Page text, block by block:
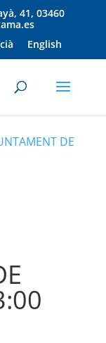
41, 03460
English
DE